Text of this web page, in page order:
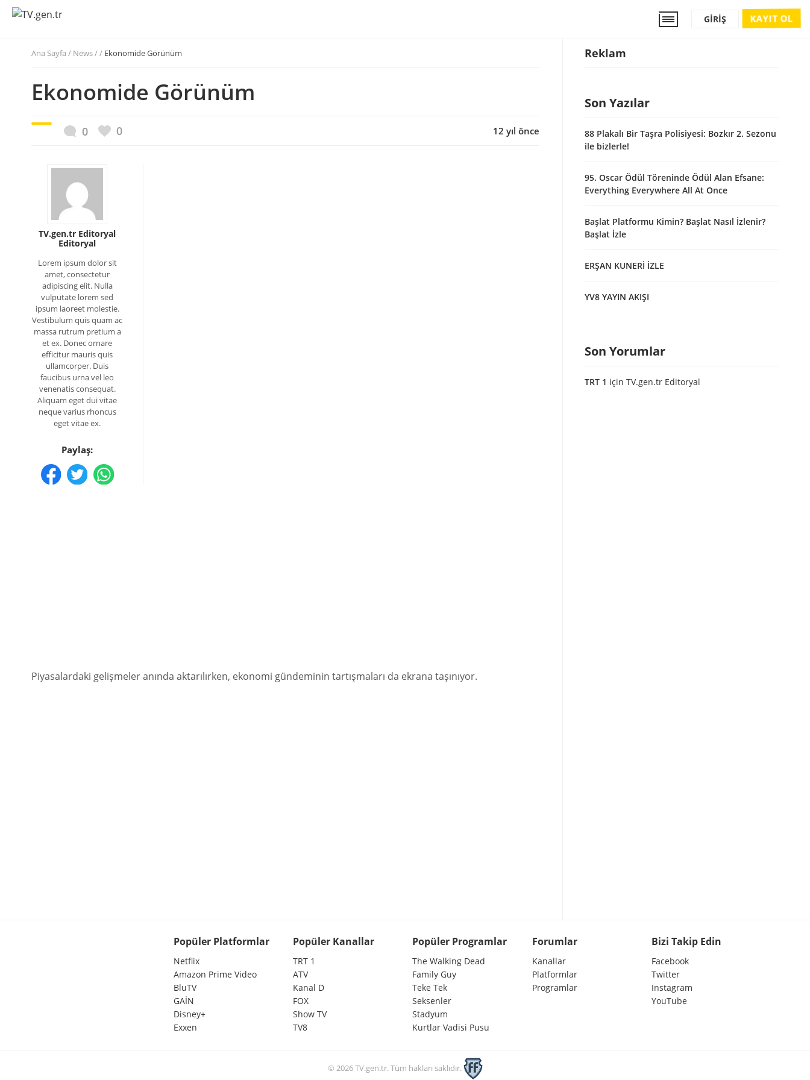
KAYIT OL
GIRIŞ
Ana Sayfa / News / / Ekonomide Görünüm
Ekonomide Görünüm
0 0 12 yıl önce
TV.gen.tr Editoryal
Editoryal
Lorem ipsum dolor sit
amet, consectetur
adipiscing elit. Nulla
vulputate lorem sed
ipsum laoreet molestie.
Vestibulum quis quam ac
massa rutrum pretium a
et ex. Donec ornare
efficitur mauris quis
ullamcorper. Duis
faucibus urna vel leo
venenatis consequat.
Aliquam eget dui vitae
neque varius rhoncus
eget vitae ex.
Paylaş:
Piyasalardaki gelişmeler anında aktarılırken, ekonomi gündeminin tartışmaları da ekrana taşınıyor.
Reklam
Son Yazılar
88 Plakalı Bir Taşra Polisiyesi: Bozkır 2. Sezonu
ile bizlerle!
95. Oscar Ödül Töreninde Ödül Alan Efsane:
Everything Everywhere All At Once
Başlat Platformu Kimin? Başlat Nasıl İzlenir?
Başlat İzle
ERŞAN KUNERİ İZLE
YV8 YAYIN AKIŞI
Son Yorumlar
TRT 1 için TV.gen.tr Editoryal
Popüler Platformlar
Netflix
Amazon Prime Video
BluTV
GAİN
Disney+
Exxen
Popüler Kanallar
TRT 1
ATV
Kanal D
FOX
Show TV
TV8
Popüler Programlar
The Walking Dead
Family Guy
Teke Tek
Seksenler
Stadyum
Kurtlar Vadisi Pusu
Forumlar
Kanallar
Platformlar
Programlar
Bizi Takip Edin
Facebook
Twitter
Instagram
YouTube
© 2026 TV.gen.tr. Tüm hakları saklıdır.